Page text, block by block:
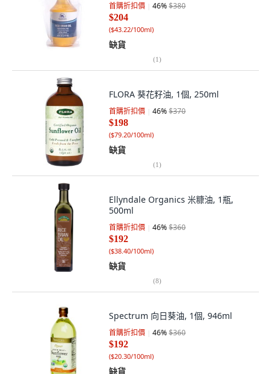
首購折扣價 46%$380
$204
($43.22/100ml)
缺貨
(1)
FLORA 葵花籽油, 1個, 250ml
首購折扣價 46%$370
$198
($79.20/100ml)
缺貨
(1)
Ellyndale Organics 米糠油, 1瓶,
500ml
首購折扣價 46%$360
$192
($38.40/100ml)
缺貨
(8)
Spectrum 向日葵油, 1個, 946ml
首購折扣價 46%$360
$192
($20.30/100ml)
缺貨